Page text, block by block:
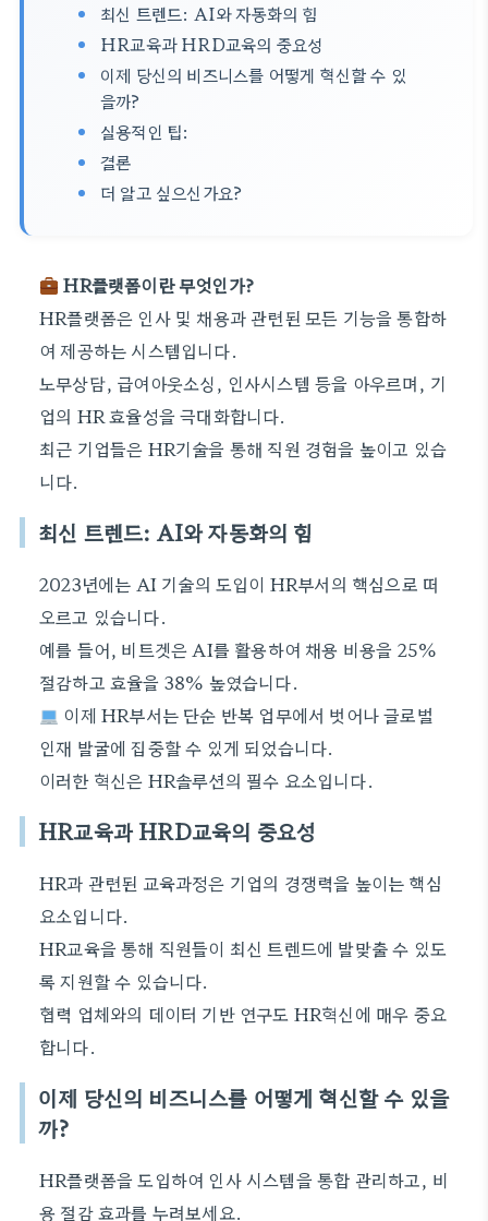
최신 트렌드: AI와 자동화의 힘
HR교육과 HRD교육의 중요성
이제 당신의 비즈니스를 어떻게 혁신할 수 있
을까?
실용적인 팁:
결론
더 알고 싶으신가요?
HR플랫폼이란 무엇인가?
HR플랫폼은 인사 및 채용과 관련된 모든 기능을 통합하
여 제공하는 시스템입니다.
노무상담, 급여아웃소싱, 인사시스템 등을 아우르며, 기
업의 HR 효율성을 극대화합니다.
최근 기업들은 HR기술을 통해 직원 경험을 높이고 있습
니다.
최신 트렌드: AI와 자동화의 힘
2023년에는 AI 기술의 도입이 HR부서의 핵심으로 떠
오르고 있습니다.
예를 들어, 비트겟은 AI를 활용하여 채용 비용을 25%
절감하고 효율을 38% 높였습니다.
이제 HR부서는 단순 반복 업무에서 벗어나 글로벌
인재 발굴에 집중할 수 있게 되었습니다.
이러한 혁신은 HR솔루션의 필수 요소입니다.
HR교육과 HRD교육의 중요성
HR과 관련된 교육과정은 기업의 경쟁력을 높이는 핵심
요소입니다.
HR교육을 통해 직원들이 최신 트렌드에 발맞출 수 있도
록 지원할 수 있습니다.
협력 업체와의 데이터 기반 연구도 HR혁신에 매우 중요
합니다.
이제 당신의 비즈니스를 어떻게 혁신할 수 있을
까?
HR플랫폼을 도입하여 인사 시스템을 통합 관리하고, 비
용 절감 효과를 누려보세요.